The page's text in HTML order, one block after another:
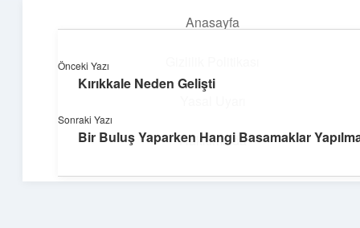
Anasayfa
Hakkımızda
Güneşli Fikir Esintisi
Enerji dolu önerilerle gününü aydınlat!
Önceki Yazı
Kırıkkale Neden Gelişti
Sonraki Yazı
Bir Buluş Yaparken Hangi Basamaklar